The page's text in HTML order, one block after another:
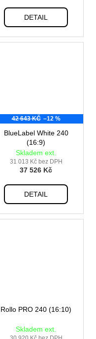
DETAIL
42 643 KČ –12 %
BlueLabel White 240
(16:9)
Skladem ext.
31 013 Kč bez DPH
37 526 Kč
DETAIL
Rollo PRO 240 (16:10)
Skladem ext.